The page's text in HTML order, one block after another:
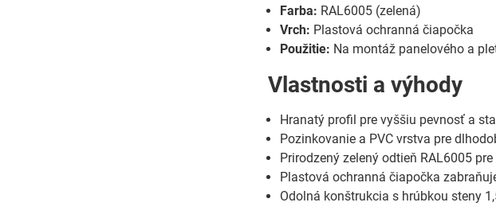
Farba: RAL6005 (zelená)
Vrch: Plastová ochranná čiapočka
Použitie: Na montáž panelového a
Vlastnosti a výhody
Hranatý profil pre vyššiu pevnosť a
Pozinkovanie a PVC vrstva pre
Prirodzený zelený odtieň RAL6005
Plastová ochranná čiapočka
Odolná konštrukcia s hrúbkou steny